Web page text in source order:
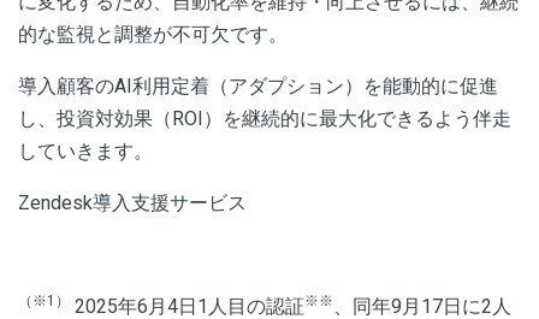
的な監視と調整が不可欠です。
導入顧客のAI利用定着（アダプション）を能動的に促進
し、投資対効果（ROI）を継続的に最大化できるよう伴走
していきます。
Zendesk導入支援サービス
（※1） 2025年6月4日1人目の認証※※
、同年9月17日に2人